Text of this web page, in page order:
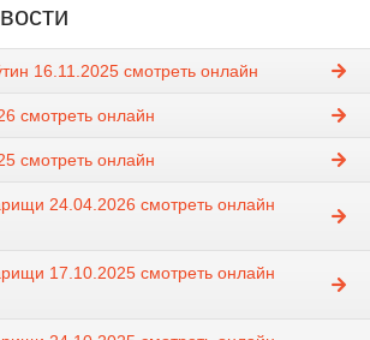
16.11.2025 смотреть онлайн
смотреть онлайн
смотреть онлайн
24.04.2026 смотреть онлайн
17.10.2025 смотреть онлайн